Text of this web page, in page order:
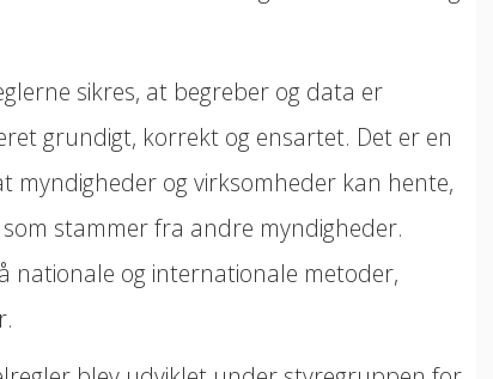
sikres, at begreber og data er
grundigt, korrekt og ensartet. Det er en
myndigheder og virksomheder kan hente,
stammer fra andre myndigheder.
nationale og internationale metoder,